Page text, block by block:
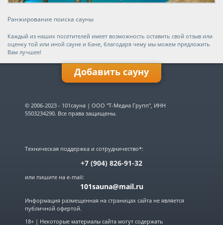
Ранжирование поиска сауны
Каждый из наших посетителей имеет возможность оставить свой отзыв или
оценку той или иной сауне и бане, благодаря чему мы можем предложить
Вам лучшее!
Добавить сауну
Город:
© 2006-2023 - 101сауна | ООО "Т-Медиа Групп", ИНН
5503234290. Все права защищены.
Техническая поддержка и сотрудничество*:
+7 (904) 826-91-32
или пишите на e-mail:
101sauna@mail.ru
Информация размещенная на страницах сайта не является
публичной офертой.
18+ | Некоторые материалы сайта могут содержать